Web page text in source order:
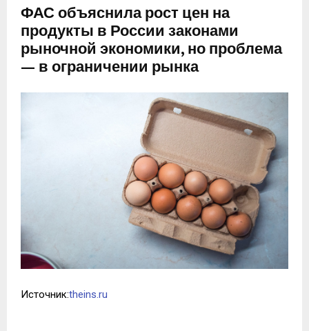
ФАС объяснила рост цен на
продукты в России законами
рыночной экономики, но проблема
— в ограничении рынка
Источник:theins.ru